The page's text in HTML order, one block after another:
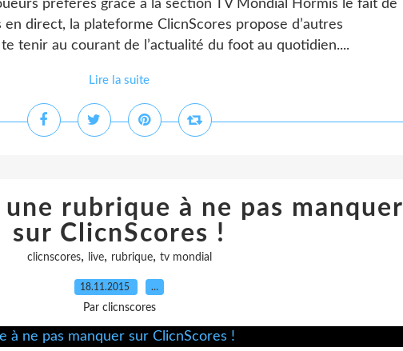
préférés grâce à la section TV Mondial Hormis le fait de
direct, la plateforme ClicnScores propose d’autres
tenir au courant de l’actualité du foot au quotidien....
Lire la suite
rubrique à ne pas manquer
sur ClicnScores !
clicnscores, live, rubrique, tv mondial
18.11.2015 …
Par clicnscores